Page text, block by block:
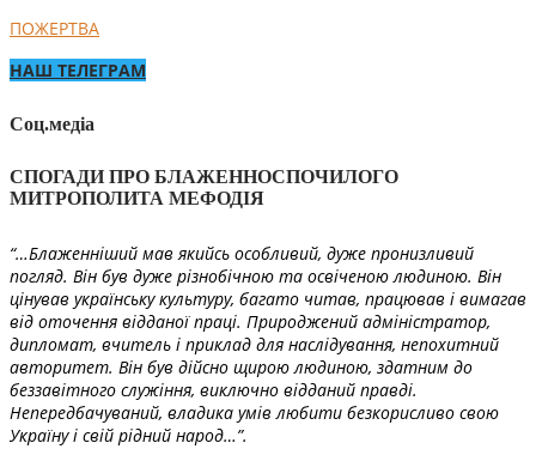
ПОЖЕРТВА
НАШ ТЕЛЕГРАМ
Соц.медіа
СПОГАДИ ПРО БЛАЖЕННОСПОЧИЛОГО
МИТРОПОЛИТА МЕФОДІЯ
“…Блаженніший мав якийсь особливий, дуже пронизливий
погляд. Він був дуже різнобічною та освіченою людиною. Він
цінував українську культуру, багато читав, працював і вимагав
від оточення відданої праці. Природжений адміністратор,
дипломат, вчитель і приклад для наслідування, непохитний
авторитет. Він був дійсно щирою людиною, здатним до
беззавітного служіння, виключно відданий правді.
Непередбачуваний, владика умів любити безкорисливо свою
Україну і свій рідний народ…”.